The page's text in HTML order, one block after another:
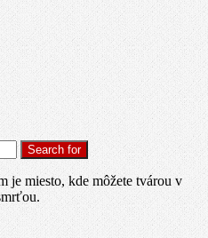
Search for
je miesto, kde môžete tvárou v